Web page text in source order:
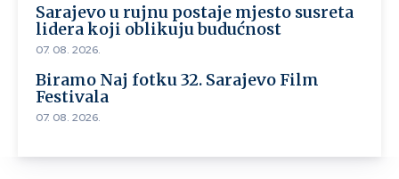
Sarajevo u rujnu postaje mjesto susreta
lidera koji oblikuju budućnost
07. 08. 2026.
Biramo Naj fotku 32. Sarajevo Film
Festivala
07. 08. 2026.